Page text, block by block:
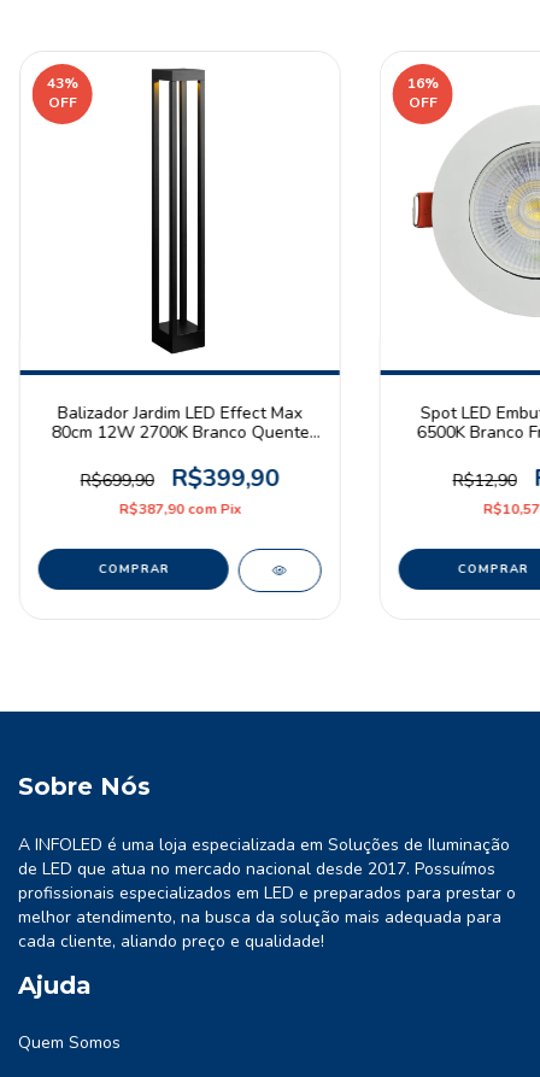
43%
OFF
Balizador Jardim LED Effect Max
80cm 12W 2700K Branco Quente
R$699,90
R$399,90
R$387,90com Pix
16%
OFF
Spot LED
6500K Branco
R$12,90
Sobre Nós
A INFOLED é uma loja especializada em Soluções de Iluminação
de LED que atua no mercado nacional desde 2017. Possuímos
profissionais especializados em LED e preparados para prestar o
melhor atendimento, na busca da solução mais adequada para
cada cliente, aliando preço e qualidade!
Ajuda
Quem Somos